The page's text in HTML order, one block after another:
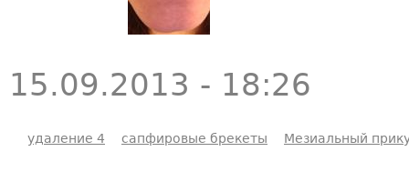
15.09.2013 - 18:26
удаление 4 сапфировые брекеты Мезиальный